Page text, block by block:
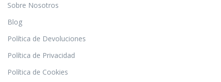
Sobre Nosotros
Blog
Política de Devoluciones
Política de Privacidad
Política de Cookies